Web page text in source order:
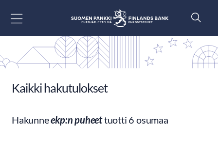
Kaikki hakutulokset
Hakunneekp:n puheettuotti 6 osumaa